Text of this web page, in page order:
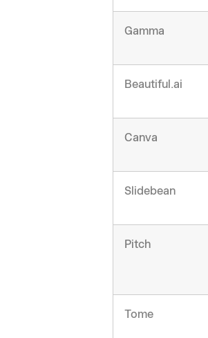
Gamma
Beautiful.ai
Canva
Slidebean
Pitch
Tome